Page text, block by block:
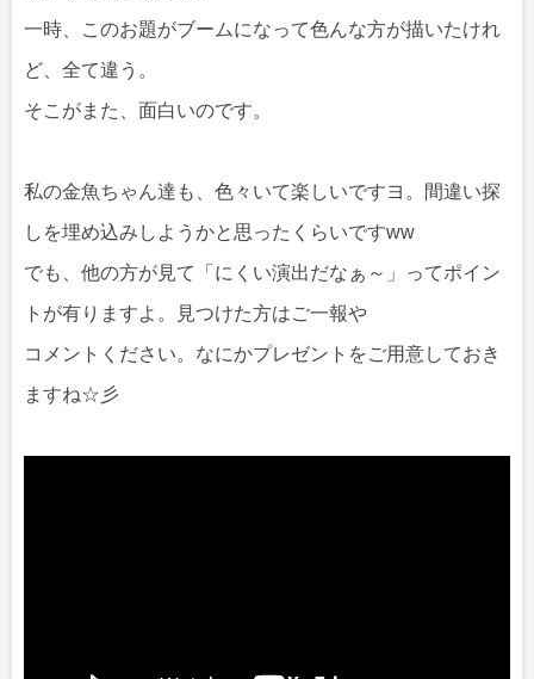
一時、このお題がブームになって色んな方が描いたけれ
ど、全て違う。
そこがまた、面白いのです。
私の金魚ちゃん達も、色々いて楽しいですヨ。間違い探
しを埋め込みしようかと思ったくらいですww
でも、他の方が見て「にくい演出だなぁ～」ってポイン
トが有りますよ。見つけた方はご一報や
コメントください。なにかプレゼントをご用意しておき
ますね☆彡